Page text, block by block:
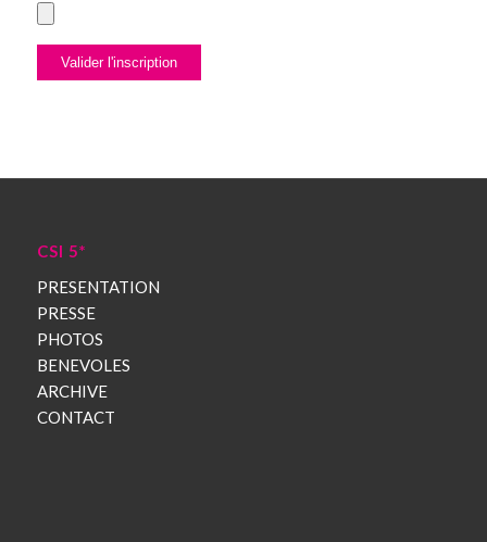
CSI 5*
PRESENTATION
PRESSE
PHOTOS
BENEVOLES
ARCHIVE
CONTACT